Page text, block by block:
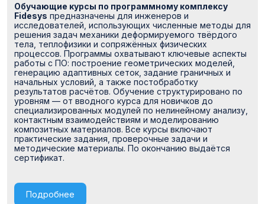
Обучающие курсы по программному комплексу
Fidesys предназначены для инженеров и
исследователей, использующих численные методы для
решения задач механики деформируемого твёрдого
тела, теплофизики и сопряжённых физических
процессов. Программы охватывают ключевые аспекты
работы с ПО: построение геометрических моделей,
генерацию адаптивных сеток, задание граничных и
начальных условий, а также постобработку
результатов расчётов. Обучение структурировано по
уровням — от вводного курса для новичков до
специализированных модулей по нелинейному анализу,
контактным взаимодействиям и моделированию
композитных материалов. Все курсы включают
практические задания, проверочные задачи и
методические материалы. По окончанию выдаётся
сертификат.
Подробнее